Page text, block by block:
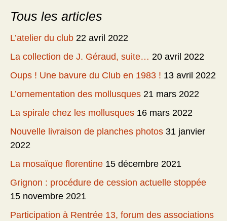
Tous les articles
L’atelier du club 22 avril 2022
La collection de J. Géraud, suite… 20 avril 2022
Oups ! Une bavure du Club en 1983 ! 13 avril 2022
L’ornementation des mollusques 21 mars 2022
La spirale chez les mollusques 16 mars 2022
Nouvelle livraison de planches photos 31 janvier
2022
La mosaïque florentine 15 décembre 2021
Grignon : procédure de cession actuelle stoppée
15 novembre 2021
Participation à Rentrée 13, forum des associations